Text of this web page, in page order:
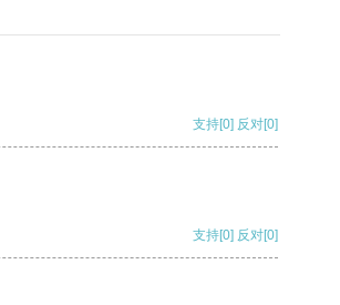
支持[0] 反对[0]
支持[0] 反对[0]